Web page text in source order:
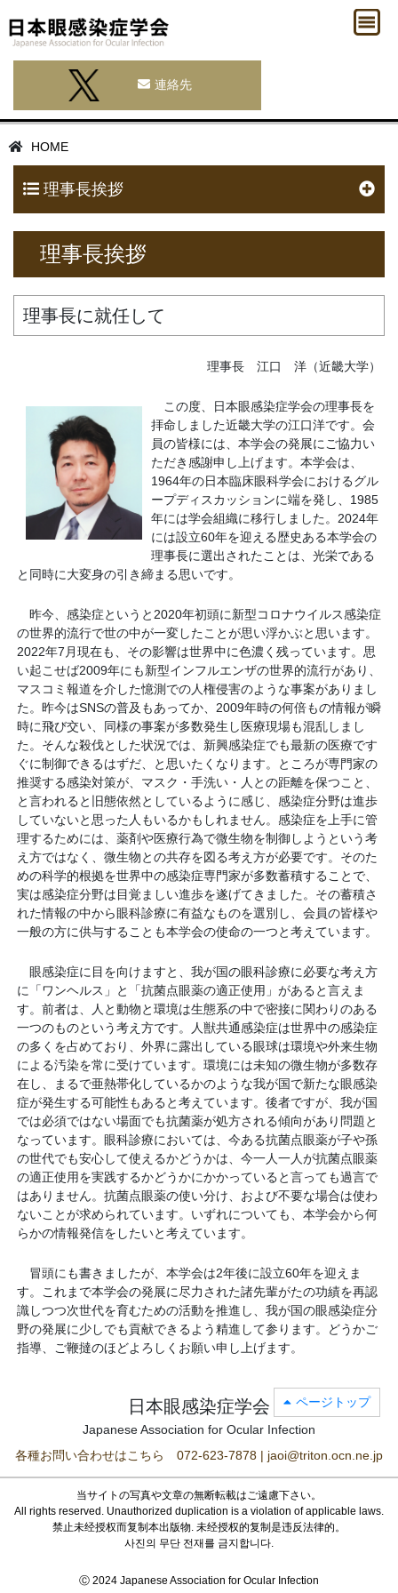
連絡先
HOME
理事長挨拶
理事長挨拶
理事長に就任して
理事長 江口 洋（近畿大学）
この度、日本眼感染症学会の理事長を
拝命しました近畿大学の江口洋です。会
員の皆様には、本学会の発展にご協力い
ただき感謝申し上げます。本学会は、
1964年の日本臨床眼科学会におけるグル
ープディスカッションに端を発し、1985
年には学会組織に移行しました。2024年
には設立60年を迎える歴史ある本学会の
理事長に選出されたことは、光栄である
と同時に大変身の引き締まる思いです。
昨今、感染症というと2020年初頭に新型コロナウイルス感染症
の世界的流行で世の中が一変したことが思い浮かぶと思います。
2022年7月現在も、その影響は世界中に色濃く残っています。思
い起こせば2009年にも新型インフルエンザの世界的流行があり、
マスコミ報道を介した憶測での人権侵害のような事案がありまし
た。昨今はSNSの普及もあってか、2009年時の何倍もの情報が瞬
時に飛び交い、同様の事案が多数発生し医療現場も混乱しまし
た。そんな殺伐とした状況では、新興感染症でも最新の医療です
ぐに制御できるはずだ、と思いたくなります。ところが専門家の
推奨する感染対策が、マスク・手洗い・人との距離を保つこと、
と言われると旧態依然としているように感じ、感染症分野は進歩
していないと思った人もいるかもしれません。感染症を上手に管
理するためには、薬剤や医療行為で微生物を制御しようという考
え方ではなく、微生物との共存を図る考え方が必要です。そのた
めの科学的根拠を世界中の感染症専門家が多数蓄積することで、
実は感染症分野は目覚ましい進歩を遂げてきました。その蓄積さ
れた情報の中から眼科診療に有益なものを選別し、会員の皆様や
一般の方に供与することも本学会の使命の一つと考えています。
眼感染症に目を向けますと、我が国の眼科診療に必要な考え方
に「ワンヘルス」と「抗菌点眼薬の適正使用」があると言えま
す。前者は、人と動物と環境は生態系の中で密接に関わりのある
一つのものという考え方です。人獣共通感染症は世界中の感染症
の多くを占めており、外界に露出している眼球は環境や外来生物
による汚染を常に受けています。環境には未知の微生物が多数存
在し、まるで亜熱帯化しているかのような我が国で新たな眼感染
症が発生する可能性もあると考えています。後者ですが、我が国
では必須ではない場面でも抗菌薬が処方される傾向があり問題と
なっています。眼科診療においては、今ある抗菌点眼薬が子や孫
の世代でも安心して使えるかどうかは、今一人一人が抗菌点眼薬
の適正使用を実践するかどうかにかかっていると言っても過言で
はありません。抗菌点眼薬の使い分け、および不要な場合は使わ
ないことが求められています。いずれについても、本学会から何
らかの情報発信をしたいと考えています。
冒頭にも書きましたが、本学会は2年後に設立60年を迎えま
す。これまで本学会の発展に尽力された諸先輩がたの功績を再認
識しつつ次世代を育むための活動を推進し、我が国の眼感染症分
野の発展に少しでも貢献できるよう精進して参ります。どうかご
指導、ご鞭撻のほどよろしくお願い申し上げます。
ページトップ
日本眼感染症学会
Japanese Association for Ocular Infection
各種お問い合わせはこちら 072-623-7878 | jaoi@triton.ocn.ne.jp
当サイトの写真や文章の無断転載はご遠慮下さい。
All rights reserved. Unauthorized duplication is a violation of applicable laws.
禁止未经授权而复制本出版物. 未经授权的复制是违反法律的。
사진의 무단 전재를 금지합니다.
Ⓒ 2024 Japanese Association for Ocular Infection